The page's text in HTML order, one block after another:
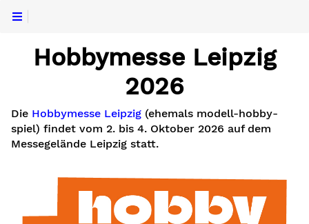
Hobbymesse Leipzig
2026
Die Hobbymesse Leipzig (ehemals modell-hobby-
spiel) findet vom 2. bis 4. Oktober 2026 auf dem
Messegelände Leipzig statt.